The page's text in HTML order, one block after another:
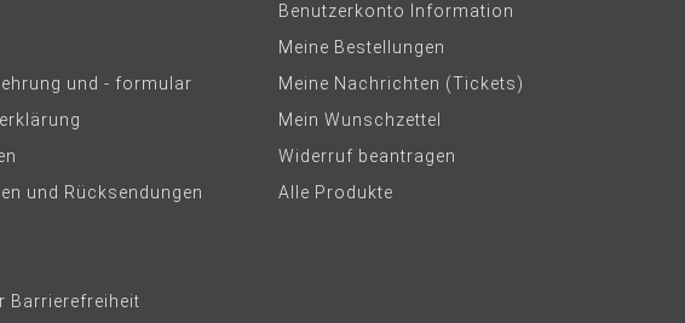
und - formular
und Rücksendungen
Barrierefreiheit
Benutzerkonto Information
Meine Bestellungen
Meine Nachrichten (Tickets)
Mein Wunschzettel
Widerruf beantragen
Alle Produkte